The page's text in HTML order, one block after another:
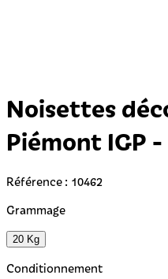
Noisettes
Piémont IGP
Référence : 10462
Grammage
20 Kg
Conditionnement